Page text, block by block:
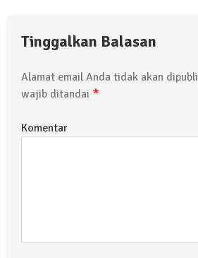
Tinggalkan Balasan
Alamat email Anda tidak akan
wajib ditandai *
Komentar